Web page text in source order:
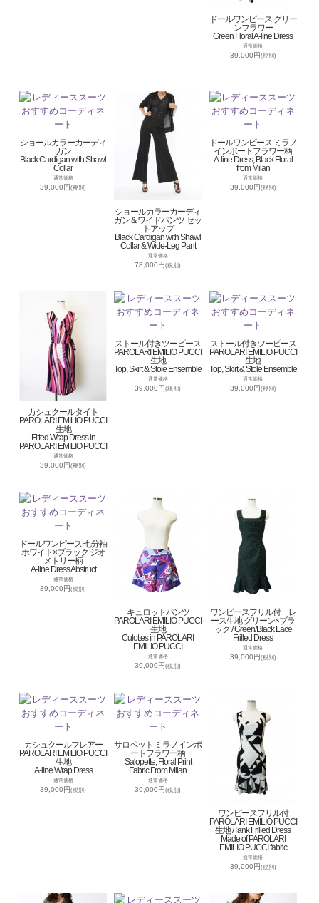
ドールワンピース グリー
ンフラワー
Green Floral A-line Dress
通常価格
39,000円(税別)
ショールカラーカーディ
ガン
Black Cardigan with Shawl
Collar
通常価格
39,000円(税別)
ショールカラーカーディ
ガン＆ワイドパンツ セッ
トアップ
Black Cardigan with Shawl
Collar & Wide-Leg Pant
通常価格
78,000円(税別)
ドールワンピース ミラノ
インポートフラワー柄
A-line Dress, Black Floral
from Milan
通常価格
39,000円(税別)
カシュクールタイト
PAROLARI EMILIO PUCCI
生地
Fitted Wrap Dress in
PAROLARI EMILIO PUCCI
通常価格
39,000円(税別)
ストール付きツーピース
PAROLARI EMILIO PUCCI
生地
Top, Skirt & Stole Ensemble
通常価格
39,000円(税別)
ストール付きツーピース
PAROLARI EMILIO PUCCI
生地
Top, Skirt & Stole Ensemble
通常価格
39,000円(税別)
ドールワンピース 七分袖
ホワイト×ブラック ジオ
メトリー柄
A-line Dress Abstruct
通常価格
39,000円(税別)
キュロットパンツ
PAROLARI EMILIO PUCCI
生地
Culottes in PAROLARI
EMILIO PUCCI
通常価格
39,000円(税別)
ワンピースフリル付 レ
ース生地 グリーン×ブラ
ック / Green/Black Lace
Frilled Dress
通常価格
39,000円(税別)
カシュクールフレアー
PAROLARI EMILIO PUCCI
生地
A-line Wrap Dress
通常価格
39,000円(税別)
サロペット ミラノインポ
ートフラワー柄
Salopette, Floral Print
Fabric From Milan
通常価格
39,000円(税別)
ワンピースフリル付
PAROLARI EMILIO PUCCI
生地 /Tank Frilled Dress
Made of PAROLARI
EMILIO PUCCI fabric
通常価格
39,000円(税別)